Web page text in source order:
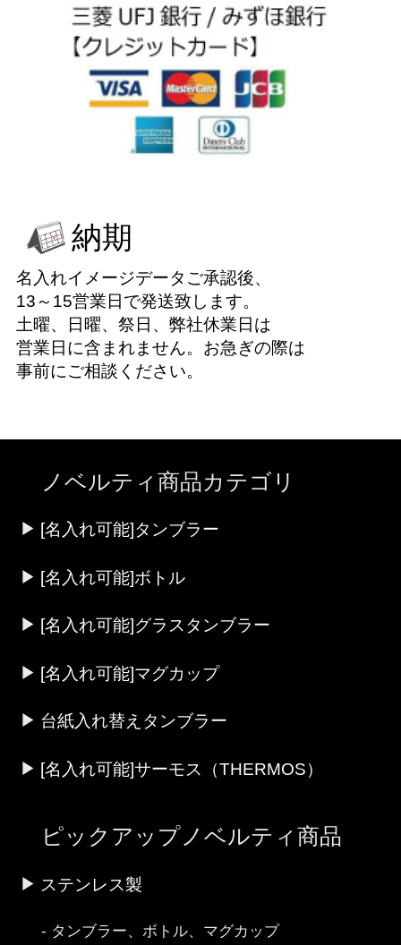
納期
名入れイメージデータご承認後、
13～15営業日で発送致します。
土曜、日曜、祭日、弊社休業日は
営業日に含まれません。お急ぎの際は
事前にご相談ください。
ノベルティ商品カテゴリ
[名入れ可能]タンブラー
[名入れ可能]ボトル
[名入れ可能]グラスタンブラー
[名入れ可能]マグカップ
台紙入れ替えタンブラー
[名入れ可能]サーモス（THERMOS）
ピックアップノベルティ商品
ステンレス製
タンブラー、ボトル、マグカップ